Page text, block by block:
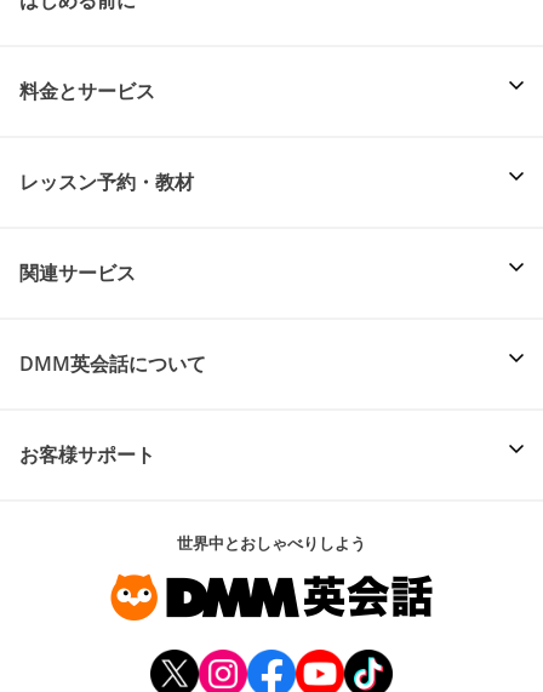
料金とサービス
レッスン予約・教材
関連サービス
DMM英会話について
お客様サポート
世界中とおしゃべりしよう